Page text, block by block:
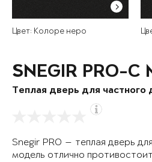
Цвет: Колоре неро
SNEGIR PRO-C
Теплая дверь для частного
Snegir PRO — теплая дверь
модель отлично